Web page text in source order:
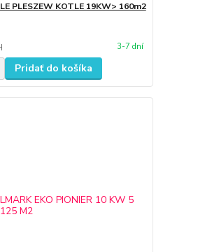
PLESZEW KOTLE 19KW> 160m2
3-7 dní
Pridať do košíka